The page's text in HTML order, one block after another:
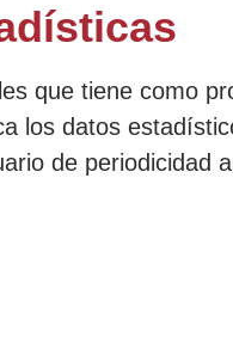
que tiene como
los datos
de periodicidad